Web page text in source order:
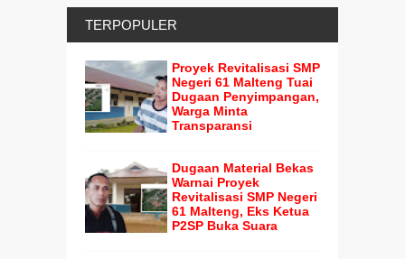
TERPOPULER
Proyek Revitalisasi SMP
Negeri 61 Malteng Tuai
Dugaan Penyimpangan,
Warga Minta
Transparansi
Dugaan Material Bekas
Warnai Proyek
Revitalisasi SMP Negeri
61 Malteng, Eks Ketua
P2SP Buka Suara